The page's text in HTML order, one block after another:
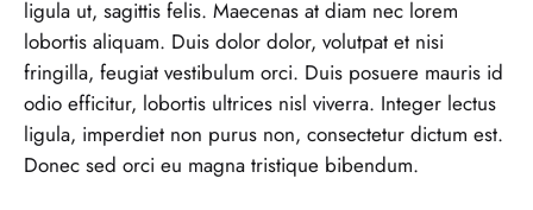
ligula ut, sagittis felis. Maecenas at diam nec lorem
lobortis aliquam. Duis dolor dolor, volutpat et nisi
fringilla, feugiat vestibulum orci. Duis posuere mauris id
odio efficitur, lobortis ultrices nisl viverra. Integer lectus
ligula, imperdiet non purus non, consectetur dictum est.
Donec sed orci eu magna tristique bibendum.